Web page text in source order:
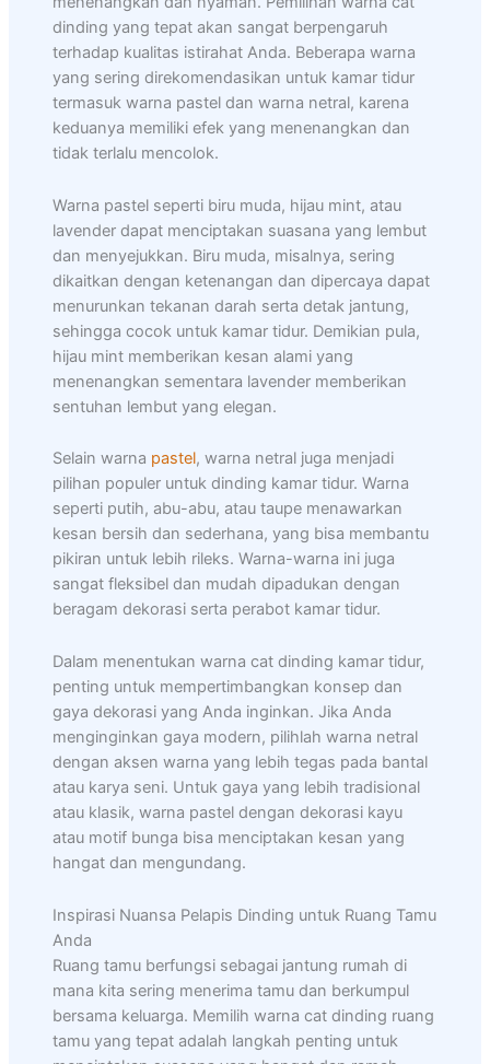
dinding yang tepat akan sangat berpengaruh
terhadap kualitas istirahat Anda. Beberapa warna
yang sering direkomendasikan untuk kamar tidur
termasuk warna pastel dan warna netral, karena
keduanya memiliki efek yang menenangkan dan
tidak terlalu mencolok.
Warna pastel seperti biru muda, hijau mint, atau
lavender dapat menciptakan suasana yang lembut
dan menyejukkan. Biru muda, misalnya, sering
dikaitkan dengan ketenangan dan dipercaya dapat
menurunkan tekanan darah serta detak jantung,
sehingga cocok untuk kamar tidur. Demikian pula,
hijau mint memberikan kesan alami yang
menenangkan sementara lavender memberikan
sentuhan lembut yang elegan.
Selain warna pastel, warna netral juga menjadi
pilihan populer untuk dinding kamar tidur. Warna
seperti putih, abu-abu, atau taupe menawarkan
kesan bersih dan sederhana, yang bisa membantu
pikiran untuk lebih rileks. Warna-warna ini juga
sangat fleksibel dan mudah dipadukan dengan
beragam dekorasi serta perabot kamar tidur.
Dalam menentukan warna cat dinding kamar tidur,
penting untuk mempertimbangkan konsep dan
gaya dekorasi yang Anda inginkan. Jika Anda
menginginkan gaya modern, pilihlah warna netral
dengan aksen warna yang lebih tegas pada bantal
atau karya seni. Untuk gaya yang lebih tradisional
atau klasik, warna pastel dengan dekorasi kayu
atau motif bunga bisa menciptakan kesan yang
hangat dan mengundang.
Inspirasi Nuansa Pelapis Dinding untuk Ruang Tamu
Anda
Ruang tamu berfungsi sebagai jantung rumah di
mana kita sering menerima tamu dan berkumpul
bersama keluarga. Memilih warna cat dinding ruang
tamu yang tepat adalah langkah penting untuk